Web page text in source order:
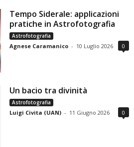
Tempo Siderale: applicazioni
pratiche in Astrofotografia
Astrofotografia
Agnese Caramanico - 10 Luglio 2026 0
Un bacio tra divinità
Astrofotografia
Luigi Civita (UAN) - 11 Giugno 2026 0